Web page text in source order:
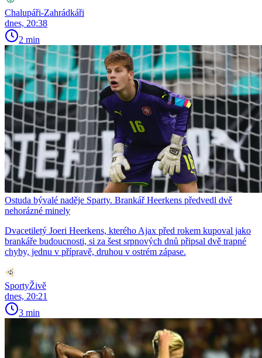
Chalupáři-Zahrádkáři
dnes, 20:38
2 min
Ostuda bývalé naděje Sparty. Brankář Heerkens předvedl dvě
nehorázné minely
Dvacetiletý Joeri Heerkens, kterého Ajax před rokem kupoval jako
brankáře budoucnosti, si za šest srpnových dnů připsal dvě trapné
chyby, jednu v přípravě, druhou v ostrém zápase.
SportyŽivě
dnes, 20:21
3 min